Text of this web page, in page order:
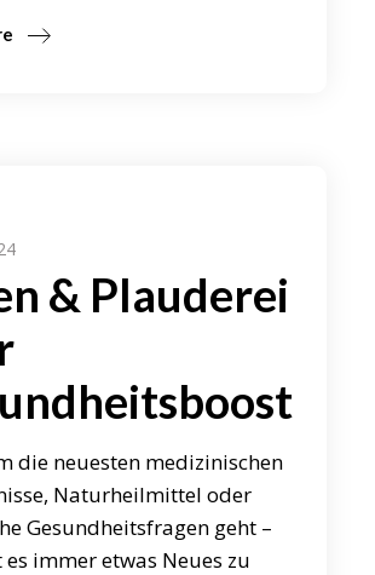
& Plauderei
die neuesten medizinischen
Naturheilmittel oder
Gesundheitsfragen geht –
immer etwas Neues zu